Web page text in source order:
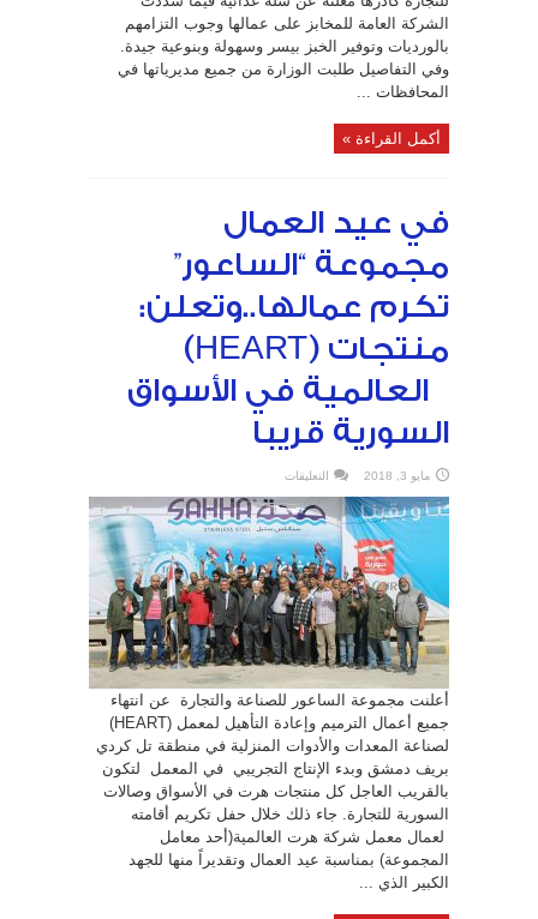
الشركة العامة للمخابز على عمالها وجوب التزامهم
بالورديات وتوفير الخبز بيسر وسهولة وبنوعية جيدة.‏‏
وفي التفاصيل طلبت الوزارة من جميع مديرياتها في
المحافظات ...
أكمل القراءة »
في عيد العمال
مجموعة “الساعور”
تكرم عمالها..وتعلن:
منتجات (HEART)
العالمية في الأسواق
السورية قريبا
مايو 3, 2018 التعليقات
عيد
العمال
مجموعة
“الساعور”
تكرم
عمالها..وتعلن:
منتجات
(HEART)
العالمية
في
الأسواق
السورية
قريبا
مغلقة
أعلنت مجموعة الساعور للصناعة والتجارة عن انتهاء
جميع أعمال الترميم وإعادة التأهيل لمعمل (HEART)
لصناعة المعدات والأدوات المنزلية في منطقة تل كردي
بريف دمشق وبدء الإنتاج التجريبي في المعمل لتكون
بالقريب العاجل كل منتجات هرت في الأسواق وصالات
السورية للتجارة. جاء ذلك خلال حفل تكريم أقامته
لعمال معمل شركة هرت العالمية(أحد معامل
المجموعة) بمناسبة عيد العمال وتقديراً منها للجهد
الكبير الذي ...